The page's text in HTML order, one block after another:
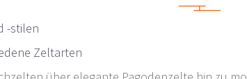
-stilen
Zeltarten